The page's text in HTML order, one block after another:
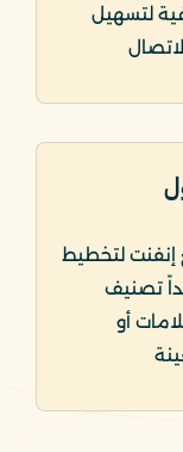
لتسهيل
لتخطيط
تصنيف
أو